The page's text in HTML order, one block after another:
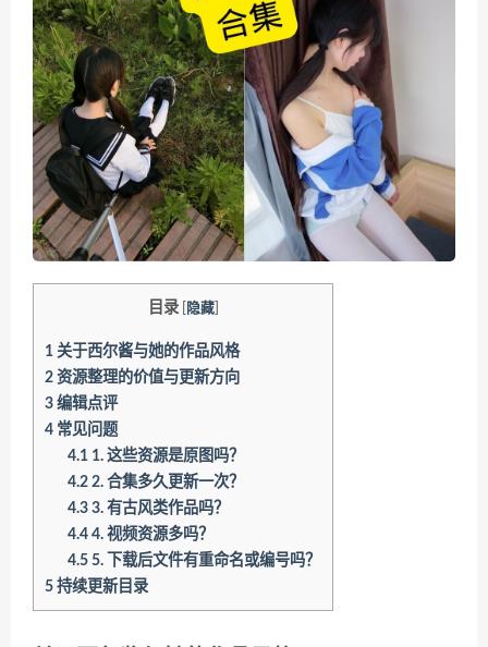
目录 隐藏]
1 关于西尔酱与她的作品风格
2 资源整理的价值与更新方向
3 编辑点评
4 常见问题
4.1 1. 这些资源是原图吗？
4.2 2. 合集多久更新一次？
4.3 3. 有古风类作品吗？
4.4 4. 视频资源多吗？
4.5 5. 下载后文件有重命名或编号吗？
5 持续更新目录